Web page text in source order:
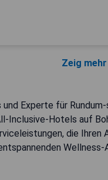
Zeig mehr
Experte für
Inclusive-Hotels auf
die